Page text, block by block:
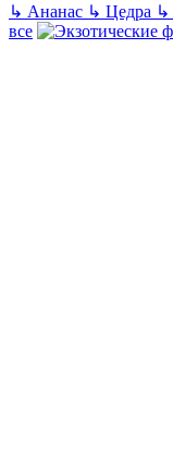
↳ Ананас ↳ Цедра ↳
все